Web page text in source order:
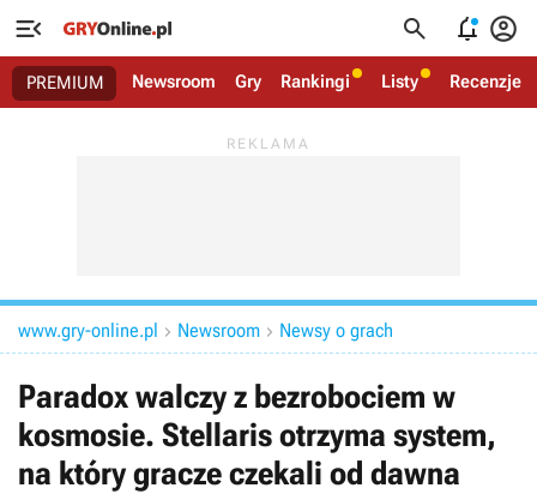
   
PREMIUM Newsroom Gry Rankingi Listy Recenzje
www.gry-online.pl  Newsroom  Newsy o grach
Paradox walczy z bezrobociem w
kosmosie. Stellaris otrzyma system,
na który gracze czekali od dawna